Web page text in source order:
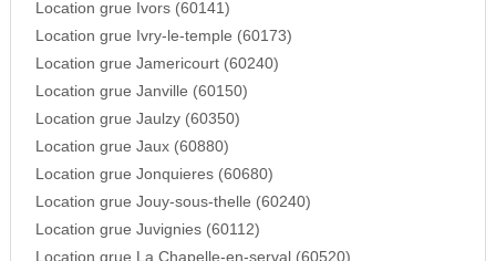
Location grue Ivors (60141)
Location grue Ivry-le-temple (60173)
Location grue Jamericourt (60240)
Location grue Janville (60150)
Location grue Jaulzy (60350)
Location grue Jaux (60880)
Location grue Jonquieres (60680)
Location grue Jouy-sous-thelle (60240)
Location grue Juvignies (60112)
Location grue La Chapelle-en-serval (60520)